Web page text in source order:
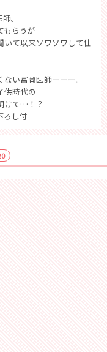
。
もらうが
て以来ソワソワして仕
い富岡医師ーーー。
供時代の
けて…！？
ろし付